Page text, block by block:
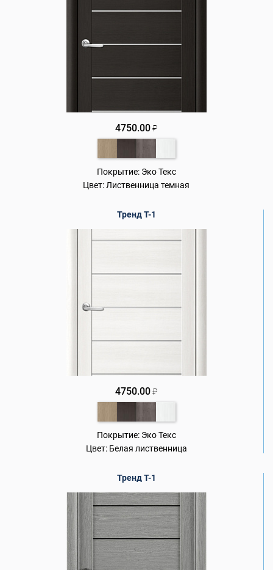
4750.00 ₽
Покрытие: Эко Текс
Цвет: Лиственница темная
Тренд Т-1
4750.00 ₽
Покрытие: Эко Текс
Цвет: Белая лиственница
Тренд Т-1